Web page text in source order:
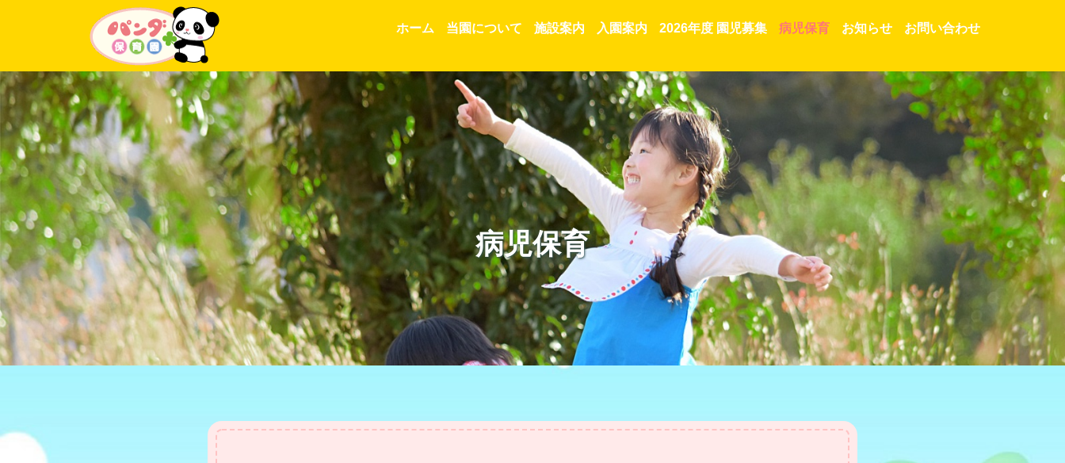
ホーム 当園について 施設案内 入園案内 2026年度 園児募集 病児保育 お知らせ お問い合わせ
病児保育